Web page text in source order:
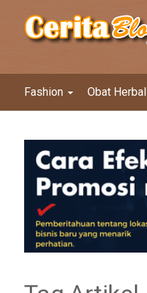
Fashion Obat Herbal